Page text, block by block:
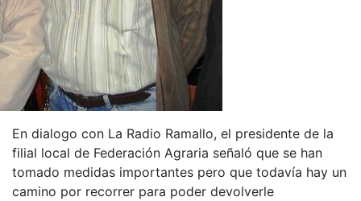
En dialogo con La Radio Ramallo, el presidente de la
filial local de Federación Agraria señaló que se han
tomado medidas importantes pero que todavía hay un
camino por recorrer para poder devolverle